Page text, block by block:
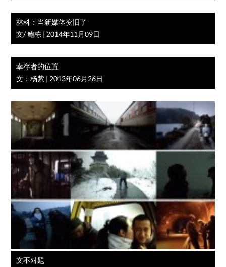
林科：当新媒体变旧了
文/ 鲍栋 | 2014年11月09日
幸存者的位置
文：杨紫 | 2013年06月26日
文不对题